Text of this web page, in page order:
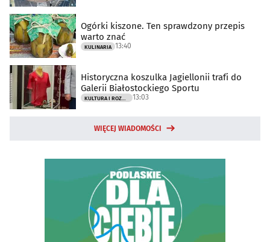
Ogórki kiszone. Ten sprawdzony przepis
warto znać
KULINARIA 13:40
Historyczna koszulka Jagiellonii trafi do
Galerii Białostockiego Sportu
KULTURA I ROZRYWKA 13:03
WIĘCEJ WIADOMOŚCI